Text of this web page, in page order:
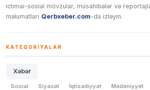
ictimai-sosial mövzular, müsahibələr və
məlumatları Qerbxeber.com-da izləyin.
KATEQORIYALAR
Xəbər
Sosial Siyasət İqtisadiyyat Mədəniyyət